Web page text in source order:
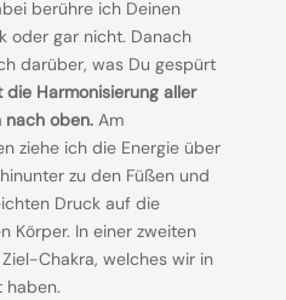
berühre ich Deinen
oder gar nicht. Danach
darüber, was Du gespürt
Harmonisierung aller
nach oben.Am
ziehe ich die Energie über
zu den Füßen und
Druck auf die
Körper. In einer zweiten
Chakra, welches wir in
haben.